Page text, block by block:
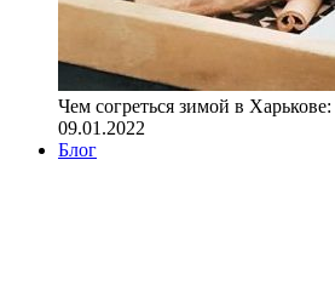
Чем согреться зимой в
09.01.2022
Блог